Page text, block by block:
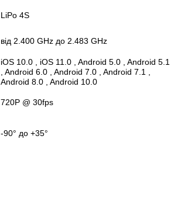
LiPo 4S
від 2.400 GHz до 2.483 GHz
iOS 10.0 , iOS 11.0 , Android 5.0 , Android 5.1
, Android 6.0 , Android 7.0 , Android 7.1 ,
Android 8.0 , Android 10.0
720P @ 30fps
-90° до +35°